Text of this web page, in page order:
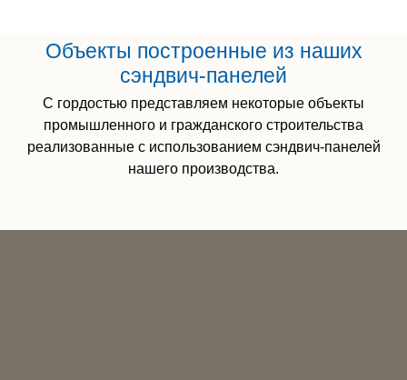
Объекты построенные из наших
сэндвич-панелей
С гордостью представляем некоторые объекты
промышленного и гражданского строительства
реализованные с использованием сэндвич-панелей
нашего производства.